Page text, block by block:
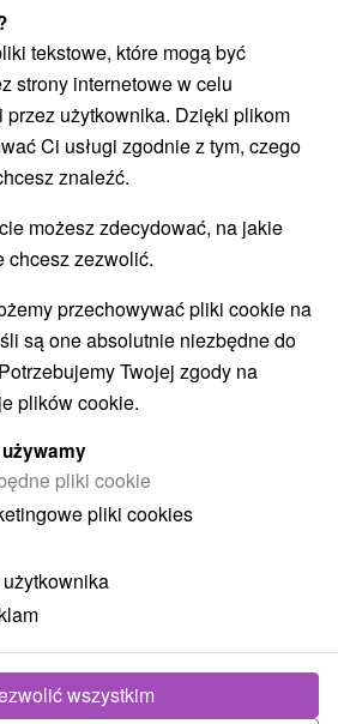
dla dzieci
obserwacyjne i chodniki
sakralne(1)
Túry a turistické chodníky(1)
Zákamenné(1)
przełęczy Beskidów
tekstowe, które mogą być
strony internetowe w celu
przez użytkownika. Dzięki plikom
Ci usługi zgodnie z tym, czego
znaleźć.
możesz zdecydować, na jakie
chcesz zezwolić.
przechowywać pliki cookie na
są one absolutnie niezbędne do
Twojej zgody na
plików cookie.
pliki cookie
pliki cookies
wszystkim